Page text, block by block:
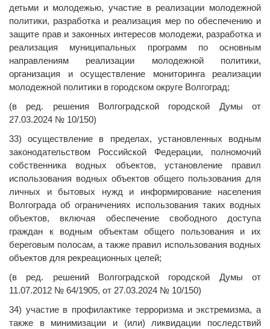
детьми и молодежью, участие в реализации молодежной
политики, разработка и реализация мер по обеспечению и
защите прав и законных интересов молодежи, разработка и
реализация муниципальных программ по основным
направлениям реализации молодежной политики,
организация и осуществление мониторинга реализации
молодежной политики в городском округе Волгоград;
(в ред. решения Волгоградской городской Думы от
27.03.2024 № 10/150)
33) осуществление в пределах, установленных водным
законодательством Российской Федерации, полномочий
собственника водных объектов, установление правил
использования водных объектов общего пользования для
личных и бытовых нужд и информирование населения
Волгограда об ограничениях использования таких водных
объектов, включая обеспечение свободного доступа
граждан к водным объектам общего пользования и их
береговым полосам, а также правил использования водных
объектов для рекреационных целей;
(в ред. решений Волгоградской городской Думы от
11.07.2012 № 64/1905, от 27.03.2024 № 10/150)
34) участие в профилактике терроризма и экстремизма, а
также в минимизации и (или) ликвидации последствий